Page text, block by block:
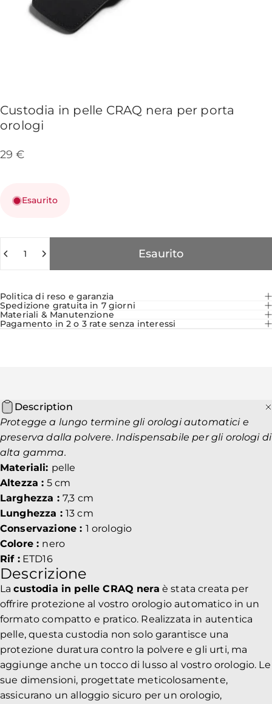
Custodia in pelle CRAQ nera per porta
orologi
29 €
Esaurito
Esaurito
Politica di reso e garanzia
Spedizione gratuita in 7 giorni
Materiali & Manutenzione
Pagamento in 2 o 3 rate senza interessi
Description
Protegge a lungo termine gli orologi automatici e
preserva dalla polvere. Indispensabile per gli orologi di
alta gamma.
Materiali: pelle
Altezza : 5 cm
Larghezza : 7,3 cm
Lunghezza : 13 cm
Conservazione : 1 orologio
Colore : nero
Rif :ETD16
Descrizione
Lacustodia in pelle CRAQ nera è stata creata per
offrire protezione al vostro orologio automatico in un
formato compatto e pratico. Realizzata in autentica
pelle, questa custodia non solo garantisce una
protezione duratura contro la polvere e gli urti, ma
aggiunge anche un tocco di lusso al vostro orologio. Le
sue dimensioni, progettate meticolosamente,
assicurano un alloggio sicuro per un orologio,